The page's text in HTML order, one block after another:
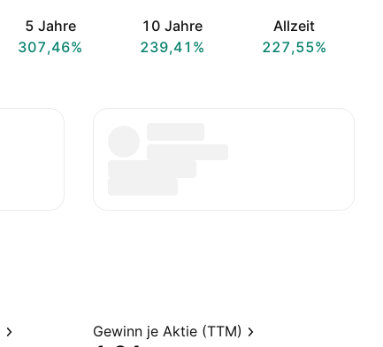
5 Jahre
307,46%
10 Jahre
239,41%
Allzeit
227,55%
Gewinn je Aktie (TTM)